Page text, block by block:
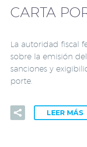
CARTA
La autoridad fiscal
sobre la emisión
sanciones y
porte.
LEER MÁS